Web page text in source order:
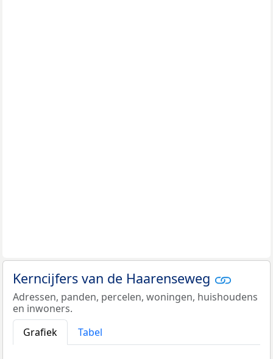
Kerncijfers van de Haarenseweg
Adressen, panden, percelen, woningen, huishoudens
en inwoners.
Grafiek
Tabel